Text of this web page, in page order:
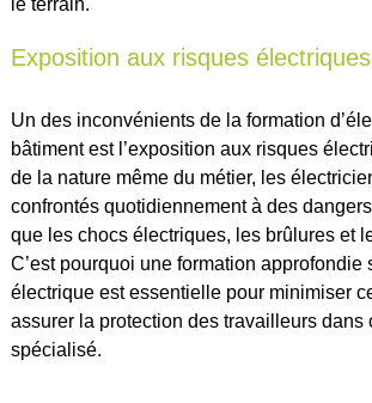
le terrain.
Exposition aux risques électriques
Un des inconvénients de la formation
bâtiment est l’exposition aux risques
de la nature même du métier, les
confrontés quotidiennement à des
que les chocs électriques, les brûlures et
C’est pourquoi une formation approfondie
électrique est essentielle pour minimiser
assurer la protection des travailleurs dans
spécialisé.